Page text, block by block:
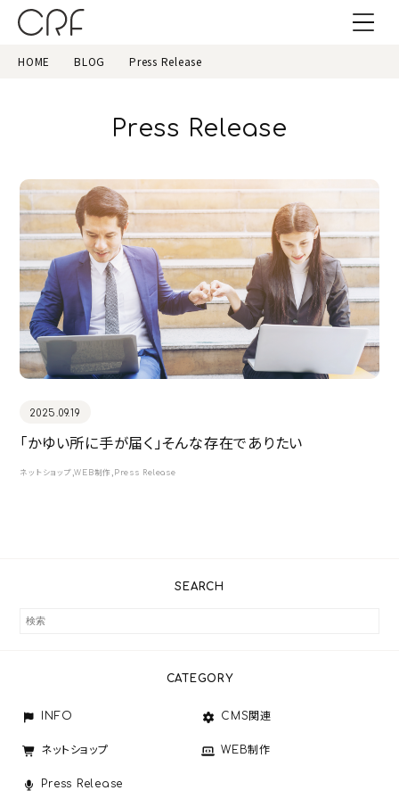
HOME BLOG Press Release
Press Release
2025.09.19
「かゆい所に手が届く」そんな存在でありたい
ネットショップ ,WEB制作 Press Release
SEARCH
CATEGORY
INFO CMS関連
ネットショップ WEB制作
Press Release